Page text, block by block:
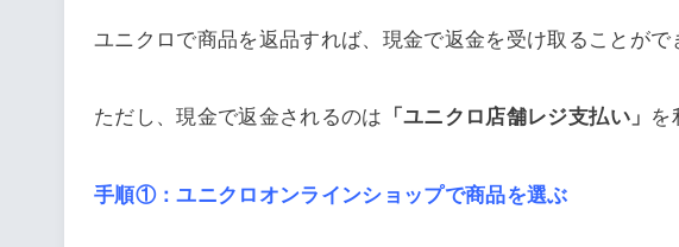
ユニクロで商品を返品すれば、現金で返金を受け取ることがで
ただし、現金で返金されるのは 「ユニクロ店舗レジ支払い」 を
手順①：ユニクロオンラインショップで商品を選ぶ